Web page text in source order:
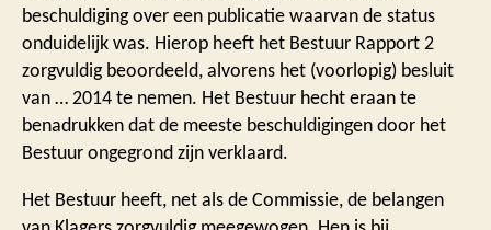
beschuldiging over een publicatie waarvan de status
onduidelijk was. Hierop heeft het Bestuur Rapport 2
zorgvuldig beoordeeld, alvorens het (voorlopig) besluit
van … 2014 te nemen. Het Bestuur hecht eraan te
benadrukken dat de meeste beschuldigingen door het
Bestuur ongegrond zijn verklaard.
Het Bestuur heeft, net als de Commissie, de belangen